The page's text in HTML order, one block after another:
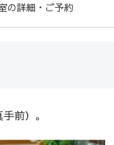
の詳細・ご予約
前）。